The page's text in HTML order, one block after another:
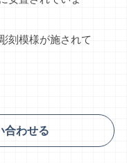
刻模様が施されて
合わせる